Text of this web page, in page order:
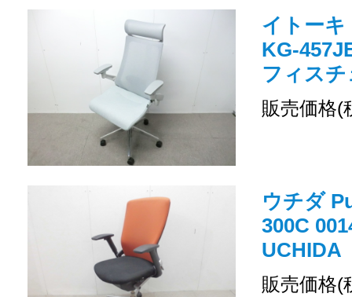
イトー
KG-
フィス
販売価格(
ウチダ
300C
UCHIDA
販売価格(